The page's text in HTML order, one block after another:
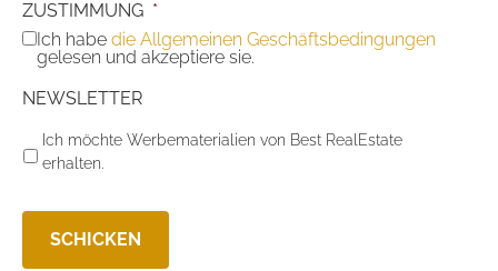
ZUSTIMMUNG *
Ich habe die Allgemeinen Geschäftsbedingungen
gelesen und akzeptiere sie.
NEWSLETTER
Ich möchte Werbematerialien von Best RealEstate
erhalten.